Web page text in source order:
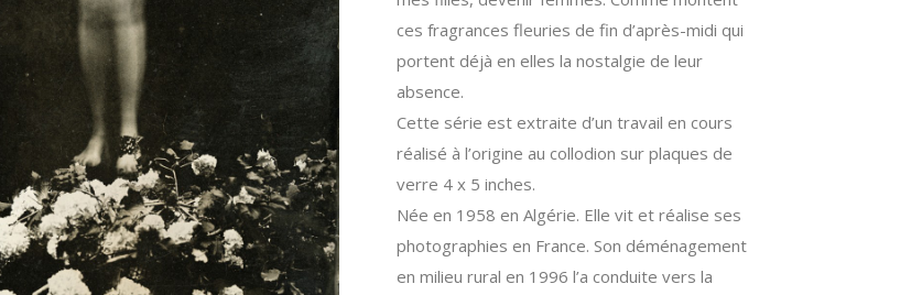
ces fragrances fleuries de fin d’après-midi qui
portent déjà en elles la nostalgie de leur
absence.
Cette série est extraite d’un travail en cours
réalisé à l’origine au collodion sur plaques de
verre 4 x 5 inches.
Née en 1958 en Algérie. Elle vit et réalise ses
photographies en France. Son déménagement
en milieu rural en 1996 l’a conduite vers la